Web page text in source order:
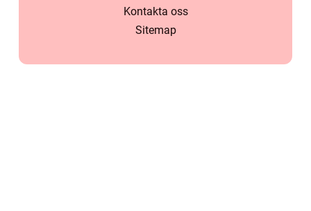
Kontakta oss
Sitemap